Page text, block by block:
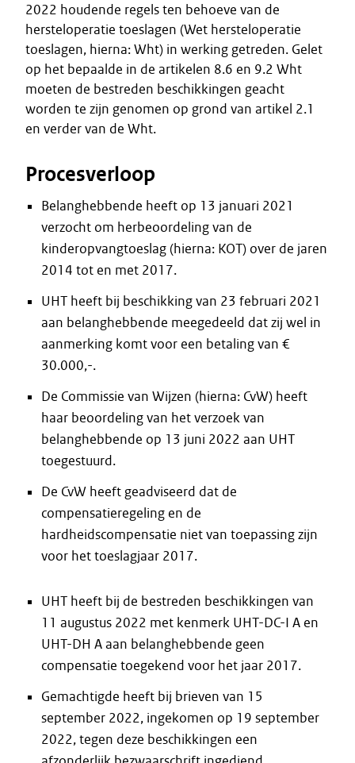
2022 houdende regels ten behoeve van de
hersteloperatie toeslagen (Wet hersteloperatie
toeslagen, hierna: Wht) in werking getreden. Gelet
op het bepaalde in de artikelen 8.6 en 9.2 Wht
moeten de bestreden beschikkingen geacht
worden te zijn genomen op grond van artikel 2.1
en verder van de Wht.
Procesverloop
Belanghebbende heeft op 13 januari 2021
verzocht om herbeoordeling van de
kinderopvangtoeslag (hierna: KOT) over de jaren
2014 tot en met 2017.
UHT heeft bij beschikking van 23 februari 2021
aan belanghebbende meegedeeld dat zij wel in
aanmerking komt voor een betaling van €
30.000,-.
De Commissie van Wijzen (hierna: CvW) heeft
haar beoordeling van het verzoek van
belanghebbende op 13 juni 2022 aan UHT
toegestuurd.
De CvW heeft geadviseerd dat de
compensatieregeling en de
hardheidscompensatie niet van toepassing zijn
voor het toeslagjaar 2017.
UHT heeft bij de bestreden beschikkingen van
11 augustus 2022 met kenmerk UHT-DC-I A en
UHT-DH A aan belanghebbende geen
compensatie toegekend voor het jaar 2017.
Gemachtigde heeft bij brieven van 15
september 2022, ingekomen op 19 september
2022, tegen deze beschikkingen een